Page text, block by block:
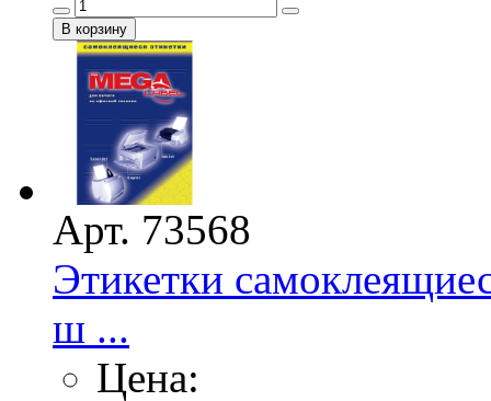
Арт. 73568
Этикетки
ш ...
Цена: